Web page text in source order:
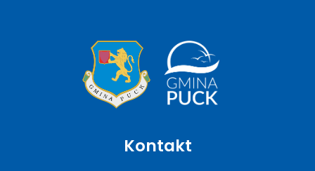
Kontakt